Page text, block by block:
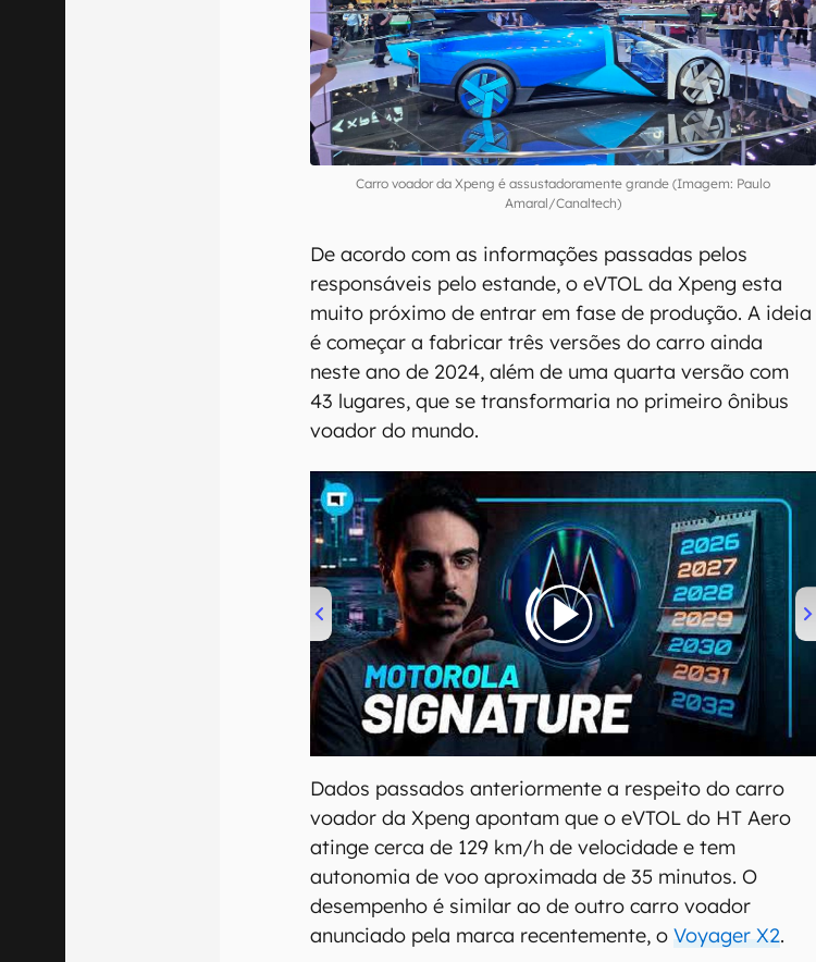
Carro voador da Xpeng é assustadoramente grande (Imagem: Paulo
Amaral/Canaltech)
De acordo com as informações passadas pelos
responsáveis pelo estande, o eVTOL da Xpeng esta
muito próximo de entrar em fase de produção. A ideia
é começar a fabricar três versões do carro ainda
neste ano de 2024, além de uma quarta versão com
43 lugares, que se transformaria no primeiro ônibus
voador do mundo.
00:00/ 20:46
Dados passados anteriormente a respeito do carro
voador da Xpeng apontam que o eVTOL do HT Aero
atinge cerca de 129 km/h de velocidade e tem
autonomia de voo aproximada de 35 minutos. O
desempenho é similar ao de outro carro voador
anunciado pela marca recentemente, oVoyager X2.